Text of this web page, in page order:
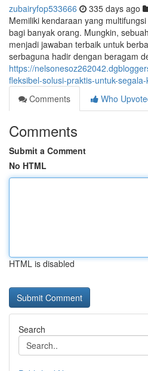
zubairyfop533666 335 days ago
Memiliki kendaraan yang
bagi banyak orang. Mungkin,
menjadi jawaban terbaik untuk
serbaguna hadir dengan beragam
https://
fleksibel-solusi-praktis-untuk-
Comments
Who
Comments
Submit a Comment
No HTML
HTML is disabled
Search